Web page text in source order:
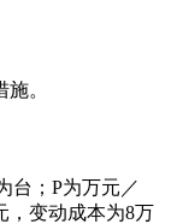
。
台；P为万元／
，变动成本为8万